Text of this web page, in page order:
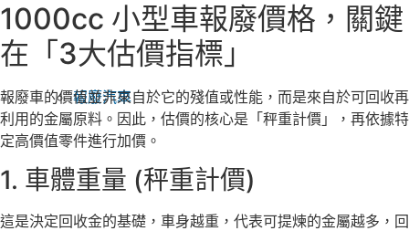
報廢汽車
1000cc 小型車報廢價格，關鍵
在「3大估價指標」
報廢車的價值並非來自於它的殘值或性能，而是來自於可回收再
利用的金屬原料。因此，估價的核心是「秤重計價」，再依據特
定高價值零件進行加價。
1. 車體重量 (秤重計價)
這是決定回收金的基礎，車身越重，代表可提煉的金屬越多，回